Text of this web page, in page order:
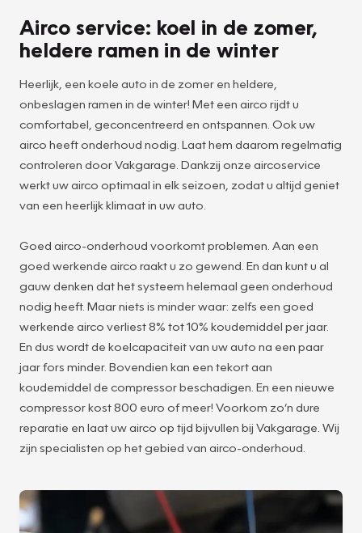
Airco service: koel in de zomer,
heldere ramen in de winter
Heerlijk, een koele auto in de zomer en heldere,
onbeslagen ramen in de winter! Met een airco rijdt u
comfortabel, geconcentreerd en ontspannen. Ook uw
airco heeft onderhoud nodig. Laat hem daarom regelmatig
controleren door Vakgarage. Dankzij onze aircoservice
werkt uw airco optimaal in elk seizoen, zodat u altijd geniet
van een heerlijk klimaat in uw auto.
Goed airco-onderhoud voorkomt problemen. Aan een
goed werkende airco raakt u zo gewend. En dan kunt u al
gauw denken dat het systeem helemaal geen onderhoud
nodig heeft. Maar niets is minder waar: zelfs een goed
werkende airco verliest 8% tot 10% koudemiddel per jaar.
En dus wordt de koelcapaciteit van uw auto na een paar
jaar fors minder. Bovendien kan een tekort aan
koudemiddel de compressor beschadigen. En een nieuwe
compressor kost 800 euro of meer! Voorkom zo’n dure
reparatie en laat uw airco op tijd bijvullen bij Vakgarage. Wij
zijn specialisten op het gebied van airco-onderhoud.